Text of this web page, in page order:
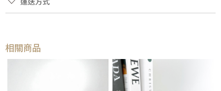
相關商品